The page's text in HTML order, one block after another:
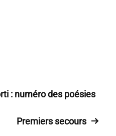
: numéro des poésies
Premiers secours